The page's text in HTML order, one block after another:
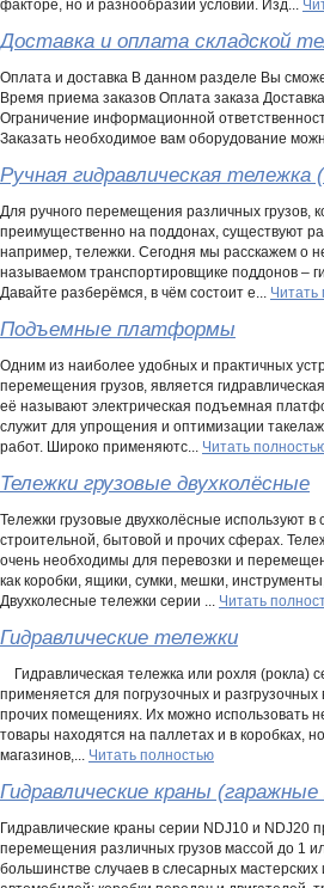
факторе, но и разнообразии условий. Изд...
Доставка и оплата складской
Оплата и доставка В данном разделе Вы
Время приема заказов Оплата заказа
Ограничение информационной
Заказать необходимое вам оборудование
Ручная гидравлическая тележка
Для ручного перемещения различных грузов,
преимущественно на поддонах, существуют
например, тележки. Сегодня мы расскажем о
называемом транспортировщике поддонов –
Давайте разберёмся, в чём состоит е... Читать
Подъемные платформы
Одним из наиболее удобных и практичных
перемещения грузов, является
её называют электрическая подъемная
служит для упрощения и оптимизации
работ. Широко применяютс... Читать
Тележки грузовые двухколёсные
Тележки грузовые двухколёсные используют в
строительной, бытовой и прочих сферах.
очень необходимы для перевозки и
как коробки, ящики, сумки, мешки,
Двухколесные тележки серии ... Читать
Гидравлические тележки
Гидравлическая тележка или рохля (рокла)
применяется для погрузочных и разгрузочных
прочих помещениях. Их можно использовать
товары находятся на паллетах и в коробках,
магазинов,... Читать полностью
Гидравлические краны
Гидравлические краны серии NDJ10 и NDJ20
перемещения различных грузов массой до 1
большинстве случаев в слесарных